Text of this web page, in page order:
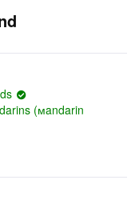
(мandarin